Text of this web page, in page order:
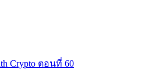
Crypto ตอนที่ 60